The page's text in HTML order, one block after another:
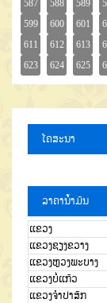
ໂຄສະນາ
ລາຄານໍ້າມັນ
ແຂວງ
ແຂວງຊຽງຂວາງ
ແຂວງຫຼວງພະບາງ
ແຂວງບໍ່ແກ້ວ
ແຂວງຈໍາປາສັກ